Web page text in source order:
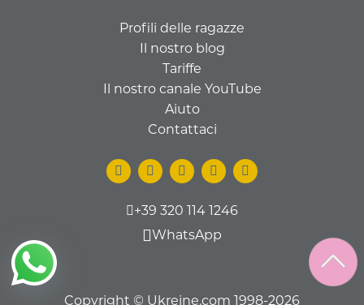
Profili delle ragazze
Il nostro blog
Tariffe
Il nostro canale YouTube
Aiuto
Contattaci
+39 320 114 1246
WhatsApp
Copyright © Ukreine.com 1998-2026